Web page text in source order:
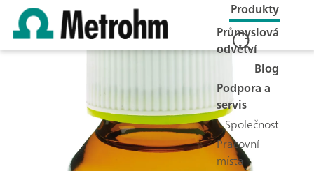
Produkty
Průmyslová
odvětví
Blog
Podpora a
servis
Společnost
Pracovní
místa